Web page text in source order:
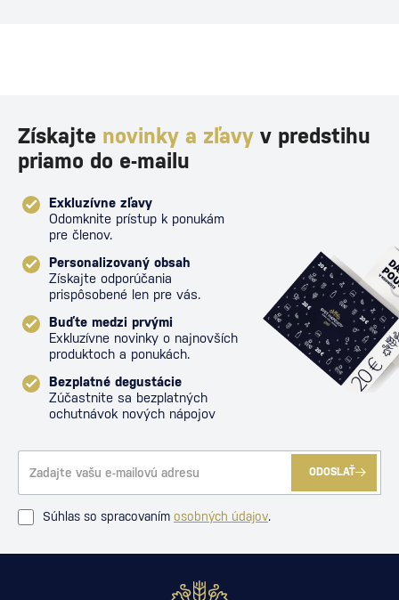
Získajte novinky a zľavy v predstihu
priamo do e-mailu
Exkluzívne zľavy
Odomknite prístup k ponukám
pre členov.
Personalizovaný obsah
Získajte odporúčania
prispôsobené len pre vás.
Buďte medzi prvými
Exkluzívne novinky o najnovších
produktoch a ponukách.
Bezplatné degustácie
Zúčastnite sa bezplatných
ochutnávok nových nápojov
ODOSLAŤ
Súhlas so spracovaním osobných údajov.